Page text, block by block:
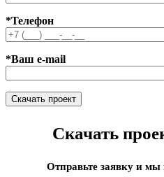
*Телефон
*Ваш e-mail
Скачать
Отправьте заявку и